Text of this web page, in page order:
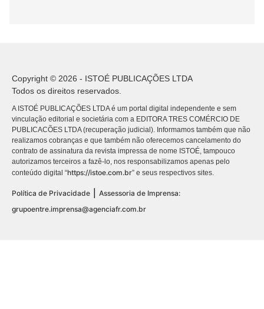
Copyright © 2026 - ISTOÉ PUBLICAÇÕES LTDA
Todos os direitos reservados.
A ISTOÉ PUBLICAÇÕES LTDA é um portal digital independente e sem
vinculação editorial e societária com a EDITORA TRES COMÉRCIO DE
PUBLICACÕES LTDA (recuperação judicial). Informamos também que não
realizamos cobranças e que também não oferecemos cancelamento do
contrato de assinatura da revista impressa de nome ISTOÉ, tampouco
autorizamos terceiros a fazê-lo, nos responsabilizamos apenas pelo
conteúdo digital “https://istoe.com.br” e seus respectivos sites.
Política de Privacidade
Assessoria de Imprensa:
grupoentre.imprensa@agenciafr.com.br